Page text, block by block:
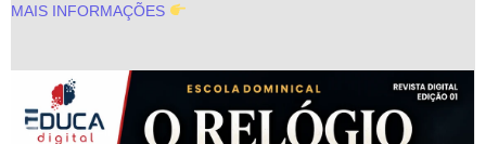
MAIS INFORMAÇÕES